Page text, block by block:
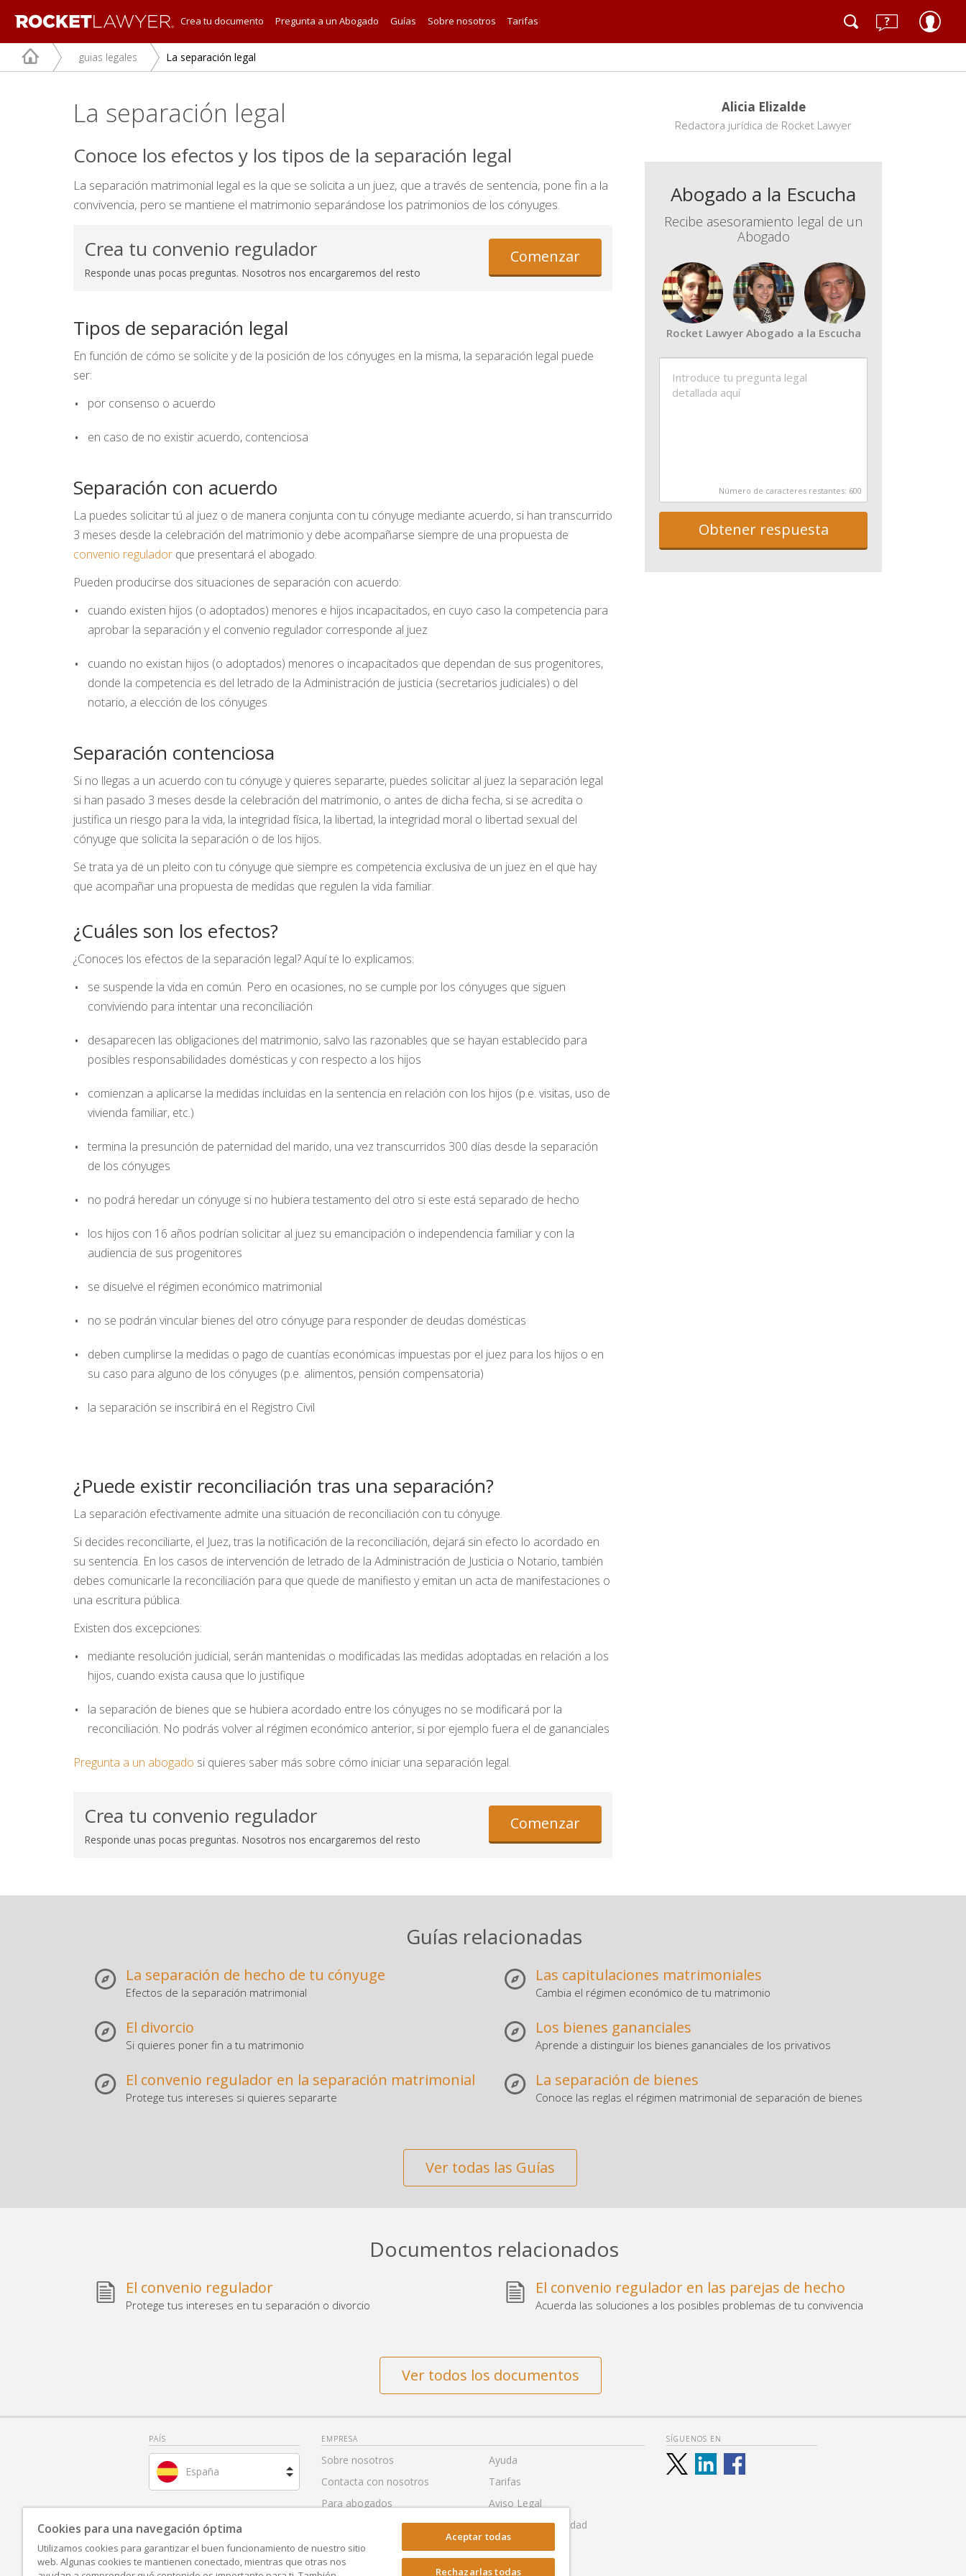
Crea tu documento Pregunta a un Abogado Guías Sobre nosotros Tarifas
guias legales La separación legal
La separación legal
Conoce los efectos y los tipos de la separación legal
La separación matrimonial legal es la que se solicita a un juez, que a través de sentencia, pone fin a la
convivencia, pero se mantiene el matrimonio separándose los patrimonios de los cónyuges.
Crea tu convenio regulador
Responde unas pocas preguntas. Nosotros nos encargaremos del resto
Comenzar
Tipos de separación legal
En función de cómo se solicite y de la posición de los cónyuges en la misma, la separación legal puede
ser:
por consenso o acuerdo
en caso de no existir acuerdo, contenciosa
Separación con acuerdo
La puedes solicitar tú al juez o de manera conjunta con tu cónyuge mediante acuerdo, si han transcurrido
3 meses desde la celebración del matrimonio y debe acompañarse siempre de una propuesta de
convenio regulador que presentará el abogado.
Pueden producirse dos situaciones de separación con acuerdo:
cuando existen hijos (o adoptados) menores e hijos incapacitados, en cuyo caso la competencia para
aprobar la separación y el convenio regulador corresponde al juez
cuando no existan hijos (o adoptados) menores o incapacitados que dependan de sus progenitores,
donde la competencia es del letrado de la Administración de justicia (secretarios judiciales) o del
notario, a elección de los cónyuges
Separación contenciosa
Si no llegas a un acuerdo con tu cónyuge y quieres separarte, puedes solicitar al juez la separación legal
si han pasado 3 meses desde la celebración del matrimonio, o antes de dicha fecha, si se acredita o
justifica un riesgo para la vida, la integridad física, la libertad, la integridad moral o libertad sexual del
cónyuge que solicita la separación o de los hijos.
Se trata ya de un pleito con tu cónyuge que siempre es competencia exclusiva de un juez en el que hay
que acompañar una propuesta de medidas que regulen la vida familiar.
¿Cuáles son los efectos?
¿Conoces los efectos de la separación legal? Aquí te lo explicamos:
se suspende la vida en común. Pero en ocasiones, no se cumple por los cónyuges que siguen
conviviendo para intentar una reconciliación
desaparecen las obligaciones del matrimonio, salvo las razonables que se hayan establecido para
posibles responsabilidades domésticas y con respecto a los hijos
comienzan a aplicarse la medidas incluidas en la sentencia en relación con los hijos (p.e. visitas, uso de
vivienda familiar, etc.)
termina la presunción de paternidad del marido, una vez transcurridos 300 días desde la separación
de los cónyuges
no podrá heredar un cónyuge si no hubiera testamento del otro si este está separado de hecho
los hijos con 16 años podrían solicitar al juez su emancipación o independencia familiar y con la
audiencia de sus progenitores
se disuelve el régimen económico matrimonial
no se podrán vincular bienes del otro cónyuge para responder de deudas domésticas
deben cumplirse la medidas o pago de cuantías económicas impuestas por el juez para los hijos o en
su caso para alguno de los cónyuges (p.e. alimentos, pensión compensatoria)
la separación se inscribirá en el Registro Civil
¿Puede existir reconciliación tras una separación?
La separación efectivamente admite una situación de reconciliación con tu cónyuge.
Si decides reconciliarte, el Juez, tras la notificación de la reconciliación, dejará sin efecto lo acordado en
su sentencia. En los casos de intervención de letrado de la Administración de Justicia o Notario, también
debes comunicarle la reconciliación para que quede de manifiesto y emitan un acta de manifestaciones o
una escritura pública.
Existen dos excepciones:
mediante resolución judicial, serán mantenidas o modificadas las medidas adoptadas en relación a los
hijos, cuando exista causa que lo justifique
la separación de bienes que se hubiera acordado entre los cónyuges no se modificará por la
reconciliación. No podrás volver al régimen económico anterior, si por ejemplo fuera el de gananciales
Pregunta a un abogado si quieres saber más sobre cómo iniciar una separación legal.
Crea tu convenio regulador
Responde unas pocas preguntas. Nosotros nos encargaremos del resto
Comenzar
Alicia Elizalde
Redactora jurídica de Rocket Lawyer
Abogado a la Escucha
Recibe asesoramiento legal de un
Abogado
Rocket Lawyer Abogado a la Escucha
Número de caracteres restantes: 600
Obtener respuesta
Guías relacionadas
La separación de hecho de tu cónyuge
Efectos de la separación matrimonial
El divorcio
Si quieres poner fin a tu matrimonio
El convenio regulador en la separación matrimonial
Protege tus intereses si quieres separarte
Las capitulaciones matrimoniales
Cambia el régimen económico de tu matrimonio
Los bienes gananciales
Aprende a distinguir los bienes gananciales de los privativos
La separación de bienes
Conoce las reglas el régimen matrimonial de separación de bienes
Ver todas las Guías
Documentos relacionados
El convenio regulador
Protege tus intereses en tu separación o divorcio
El convenio regulador en las parejas de hecho
Acuerda las soluciones a los posibles problemas de tu convivencia
Ver todos los documentos
PAÍS
España
Brasil
Francia
Países Bajos
EMPRESA
Sobre nosotros
Contacta con nosotros
Para abogados
Para Prensa
Condiciones generales de uso
Ayuda
Tarifas
Aviso Legal
Política de Privacidad
Configuración
SÍGUENOS EN
Cookies para una navegación óptima
Utilizamos cookies para garantizar el buen funcionamiento de nuestro sitio
web. Algunas cookies te mantienen conectado, mientras que otras nos
Aceptar todas
Rechazarlas todas